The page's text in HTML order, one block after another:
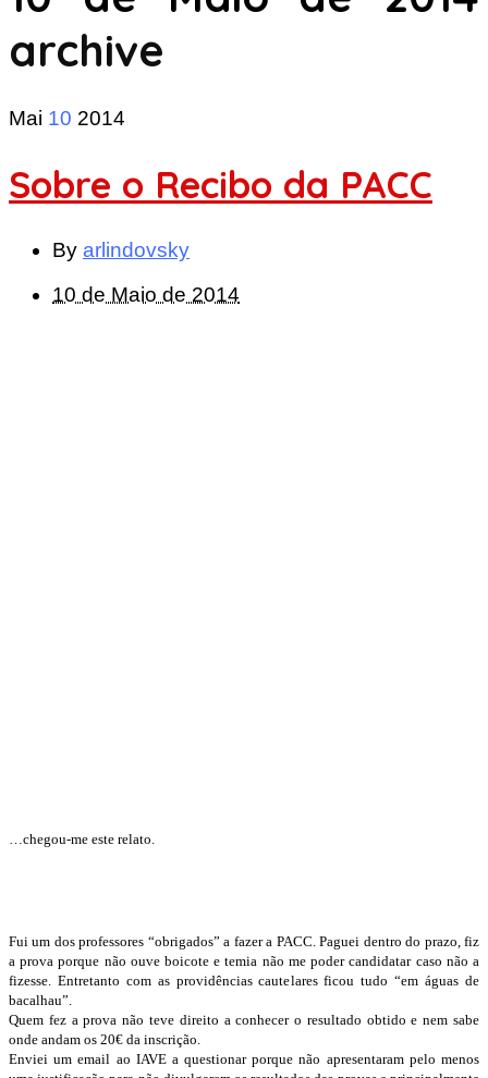
archive
Mai 10 2014
Sobre o Recibo da PACC
By arlindovsky
10 de Maio de 2014
…chegou-me este relato.
Fui um dos professores “obrigados” a fazer a PACC. Paguei dentro do prazo, fiz
a prova porque não ouve boicote e temia não me poder candidatar caso não a
fizesse. Entretanto com as providências cautelares ficou tudo “em águas de
bacalhau”.
Quem fez a prova não teve direito a conhecer o resultado obtido e nem sabe
onde andam os 20€ da inscrição.
Enviei um email ao IAVE a questionar porque não apresentaram pelo menos